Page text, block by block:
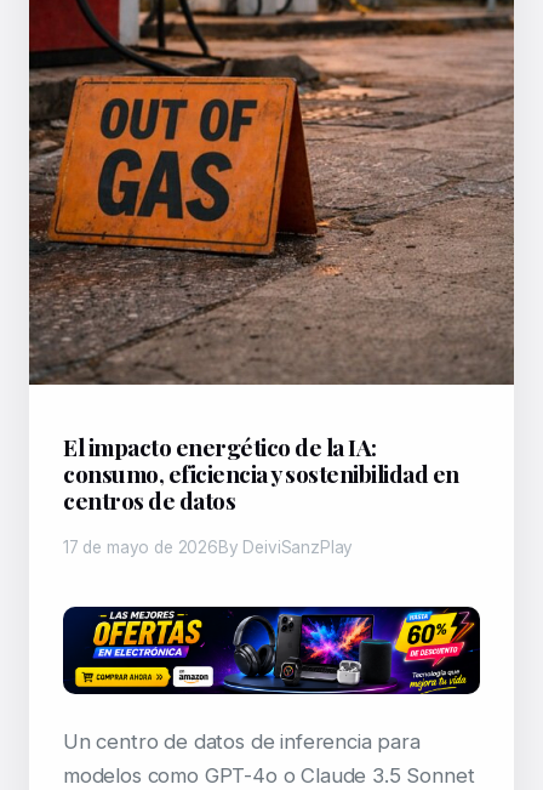
El impacto energético de la IA:
consumo, eficiencia y sostenibilidad en
centros de datos
17 de mayo de 2026By DeiviSanzPlay
Un centro de datos de inferencia para
modelos como GPT-4o o Claude 3.5 Sonnet